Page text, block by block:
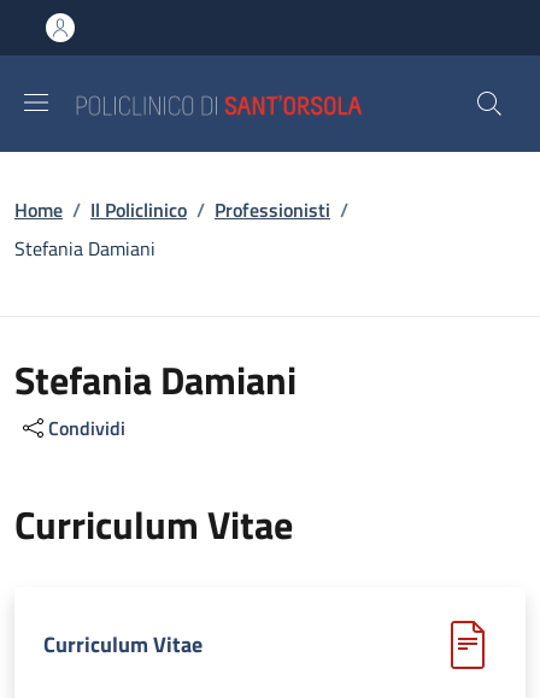
al contenuto principale
to footer content
Briciole di pane
Home / Il Policlinico / Professionisti /
Stefania Damiani
Stefania Damiani
Condividi
Curriculum Vitae
Curriculum Vitae